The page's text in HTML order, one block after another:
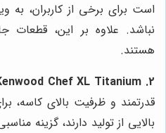
است برای برخی از کاربران، به
هستند.
2. Kenwood Chef XL Titanium:
قدرتمند و ظرفیت بالای کاسه،
بالایی از تولید دارند، گزینه